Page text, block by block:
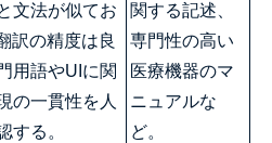
文法が似てお
訳の精度は良
用語やUIに関
の一貫性を人
する。
関する記述、
専門性の高い
医療機器のマ
ニュアルな
ど。